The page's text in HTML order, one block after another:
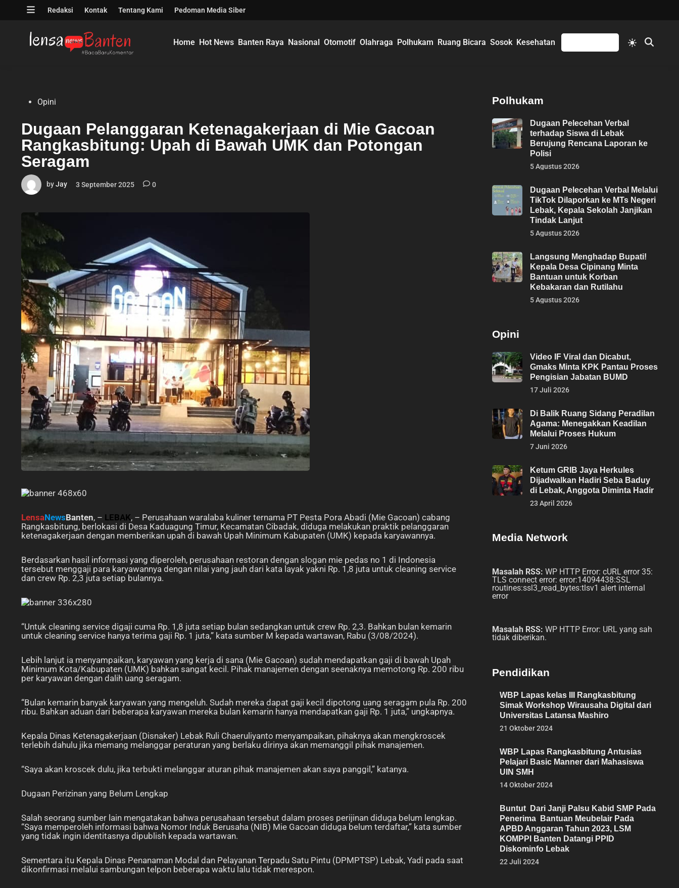
Open
Redaksi Kontak Tentang Kami Pedoman Media Siber
Home Hot News Banten Raya Nasional Otomotif Olahraga Polhukam Ruang Bicara Sosok Kesehatan
Switch
to
Open
PostedOpini
Dugaan Pelanggaran Ketenagakerjaan di Mie Gacoan
Rangkasbitung: Upah di Bawah UMK dan Potongan
Seragam
byJay 3 September 2025 0
LensaNewsBanten, – LEBAK, – Perusahaan waralaba kuliner ternama PT Pesta Pora Abadi (Mie Gacoan) cabang
Rangkasbitung, berlokasi di Desa Kaduagung Timur, Kecamatan Cibadak, diduga melakukan praktik pelanggaran
ketenagakerjaan dengan memberikan upah di bawah Upah Minimum Kabupaten (UMK) kepada karyawannya.
Berdasarkan hasil informasi yang diperoleh, perusahaan restoran dengan slogan mie pedas no 1 di Indonesia
tersebut menggaji para karyawannya dengan nilai yang jauh dari kata layak yakni Rp. 1,8 juta untuk cleaning service
dan crew Rp. 2,3 juta setiap bulannya.
“Untuk cleaning service digaji cuma Rp. 1,8 juta setiap bulan sedangkan untuk crew Rp. 2,3. Bahkan bulan kemarin
untuk cleaning service hanya terima gaji Rp. 1 juta,” kata sumber M kepada wartawan, Rabu (3/08/2024).
Lebih lanjut ia menyampaikan, karyawan yang kerja di sana (Mie Gacoan) sudah mendapatkan gaji di bawah Upah
Minimum Kota/Kabupaten (UMK) bahkan sangat kecil. Pihak manajemen dengan seenaknya memotong Rp. 200 ribu
per karyawan dengan dalih uang seragam.
“Bulan kemarin banyak karyawan yang mengeluh. Sudah mereka dapat gaji kecil dipotong uang seragam pula Rp. 200
ribu. Bahkan aduan dari beberapa karyawan mereka bulan kemarin hanya mendapatkan gaji Rp. 1 juta,” ungkapnya.
Kepala Dinas Ketenagakerjaan (Disnaker) Lebak Ruli Chaeruliyanto menyampaikan, pihaknya akan mengkroscek
terlebih dahulu jika memang melanggar peraturan yang berlaku dirinya akan memanggil pihak manajemen.
“Saya akan kroscek dulu, jika terbukti melanggar aturan pihak manajemen akan saya panggil,” katanya.
Dugaan Perizinan yang Belum Lengkap
Salah seorang sumber lain mengatakan bahwa perusahaan tersebut dalam proses perijinan diduga belum lengkap.
“Saya memperoleh informasi bahwa Nomor Induk Berusaha (NIB) Mie Gacoan diduga belum terdaftar,” kata sumber
yang tidak ingin identitasnya dipublish kepada wartawan.
Sementara itu Kepala Dinas Penanaman Modal dan Pelayanan Terpadu Satu Pintu (DPMPTSP) Lebak, Yadi pada saat
dikonfirmasi melalui sambungan telpon beberapa waktu lalu tidak merespon.
Polhukam
Dugaan Pelecehan Verbal
terhadap Siswa di Lebak
Berujung Rencana Laporan ke
Polisi
5 Agustus 2026
Dugaan Pelecehan Verbal Melalui
TikTok Dilaporkan ke MTs Negeri
Lebak, Kepala Sekolah Janjikan
Tindak Lanjut
5 Agustus 2026
Langsung Menghadap Bupati!
Kepala Desa Cipinang Minta
Bantuan untuk Korban
Kebakaran dan Rutilahu
5 Agustus 2026
Opini
Video IF Viral dan Dicabut,
Gmaks Minta KPK Pantau Proses
Pengisian Jabatan BUMD
17 Juli 2026
Di Balik Ruang Sidang Peradilan
Agama: Menegakkan Keadilan
Melalui Proses Hukum
7 Juni 2026
Ketum GRIB Jaya Herkules
Dijadwalkan Hadiri Seba Baduy
di Lebak, Anggota Diminta Hadir
23 April 2026
Media Network
Masalah RSS: WP HTTP Error: cURL error 35:
TLS connect error: error:14094438:SSL
routines:ssl3_read_bytes:tlsv1 alert internal
error
Masalah RSS: WP HTTP Error: URL yang sah
tidak diberikan.
Pendidikan
WBP Lapas kelas III Rangkasbitung
Simak Workshop Wirausaha Digital dari
Universitas Latansa Mashiro
21 Oktober 2024
WBP Lapas Rangkasbitung Antusias
Pelajari Basic Manner dari Mahasiswa
UIN SMH
14 Oktober 2024
Buntut Dari Janji Palsu Kabid SMP Pada
Penerima Bantuan Meubelair Pada
APBD Anggaran Tahun 2023, LSM
KOMPPI Banten Datangi PPID
Diskominfo Lebak
22 Juli 2024